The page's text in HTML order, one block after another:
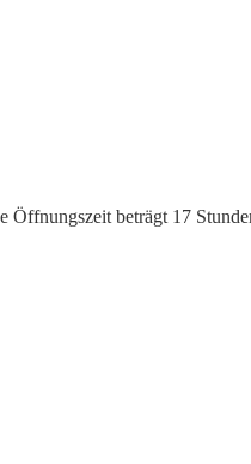
Öffnungszeit beträgt 17